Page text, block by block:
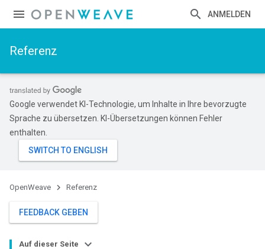
ANMELDEN
Referenz
Google verwendet KI-Technologie, um Inhalte in Ihre bevorzugte
Sprache zu übersetzen. KI-Übersetzungen können Fehler
enthalten.
OpenWeave Referenz
FEEDBACK GEBEN
Auf dieser Seite